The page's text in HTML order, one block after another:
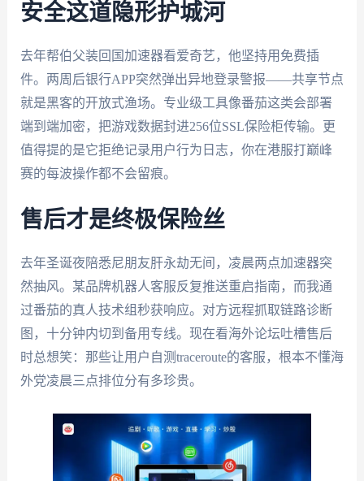
安全这道隐形护城河
去年帮伯父装回国加速器看爱奇艺，他坚持用免费插
件。两周后银行APP突然弹出异地登录警报——共享节点
就是黑客的开放式渔场。专业级工具像番茄这类会部署
端到端加密，把游戏数据封进256位SSL保险柜传输。更
值得提的是它拒绝记录用户行为日志，你在港服打巅峰
赛的每波操作都不会留痕。
售后才是终极保险丝
去年圣诞夜陪悉尼朋友肝永劫无间，凌晨两点加速器突
然抽风。某品牌机器人客服反复推送重启指南，而我通
过番茄的真人技术组秒获响应。对方远程抓取链路诊断
图，十分钟内切到备用专线。现在看海外论坛吐槽售后
时总想笑：那些让用户自测traceroute的客服，根本不懂海
外党凌晨三点排位分有多珍贵。